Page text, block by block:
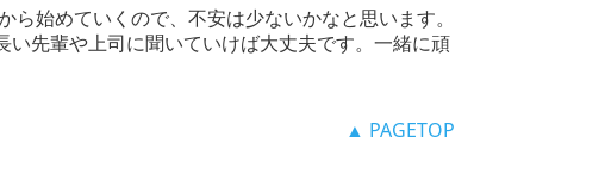
ら始めていくので、不安は少ないかなと思います。
先輩や上司に聞いていけば大丈夫です。一緒に頑
▲ PAGETOP